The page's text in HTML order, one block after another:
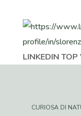
LINKEDIN TOP
CURIOSA DI